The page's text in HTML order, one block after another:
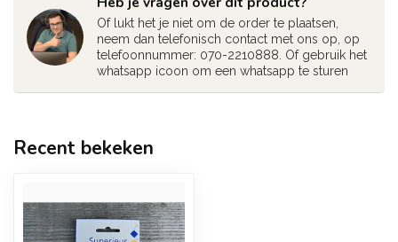
Of lukt het je niet om de order te plaatsen,
neem dan telefonisch contact met ons op, op
telefoonnummer: 070-2210888. Of gebruik het
whatsapp icoon om een whatsapp te sturen
Recent bekeken